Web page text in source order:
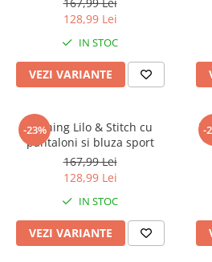
Cry Babies
Wonder Woman
The Grinch
FLAMINGO
Incaltaminte fete
Ghete si cizme fete
Pantofi fete
Pantofi sport fete
Sandale fete
128,99 Lei
IN STOC
VEZI VARIANTE
-23%
Trening Lilo & Stitch cu
pantaloni si bluza sport
167,99 Lei
128,99 Lei
IN STOC
VEZI VARIANTE
-